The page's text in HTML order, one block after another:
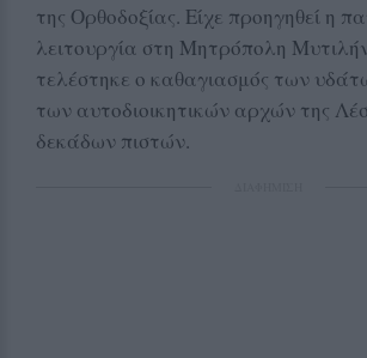
της Ορθοδοξίας. Είχε προηγηθεί η
λειτουργία στη Μητρόπολη
τελέστηκε ο καθαγιασμός των
των αυτοδιοικητικών αρχών της
δεκάδων πιστών.